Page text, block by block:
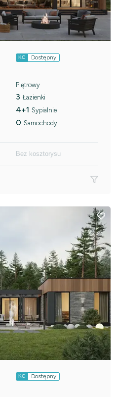
KC Dostępny
Piętrowy
3 Łazienki
4+1 Sypialnie
0 Samochody
Bez kosztorysu
KC Dostępny